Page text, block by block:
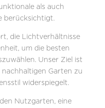
als auch
berücksichtigt.
die Lichtverhältnisse
um die besten
Unser Ziel ist
nachhaltigen Garten zu
widerspiegelt.
Nutzgarten, eine